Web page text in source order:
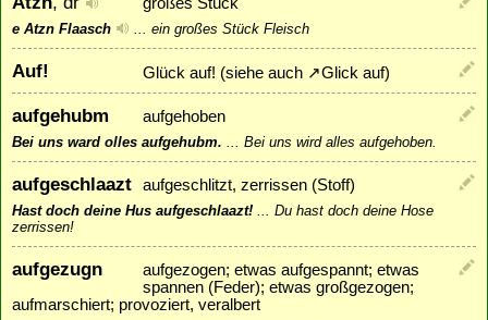
e Atzn Flaasch ein großes Stück Fleisch
Auf! Glück auf! (siehe auch ↗Glick auf)
aufgehubm aufgehoben
Bei uns ward olles aufgehubm. Bei uns wird alles aufgehoben.
aufgeschlaazt aufgeschlitzt, zerrissen (Stoff)
Hast doch deine Hus aufgeschlaazt!
Du hast doch deine Hose
zerrissen!
aufgezugn
aufgezogen; etwas aufgespannt; etwas
spannen (Feder); etwas großgezogen;
aufmarschiert; provoziert, veralbert